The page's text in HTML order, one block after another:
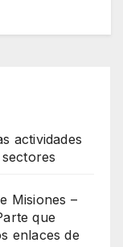
actividades
Misiones –
que
enlaces de